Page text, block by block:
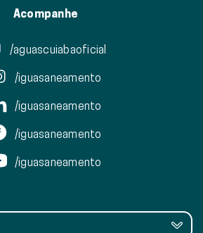
Acompanhe
/aguascuiabaoficial
/iguasaneamento
/iguasaneamento
/iguasaneamento
/iguasaneamento